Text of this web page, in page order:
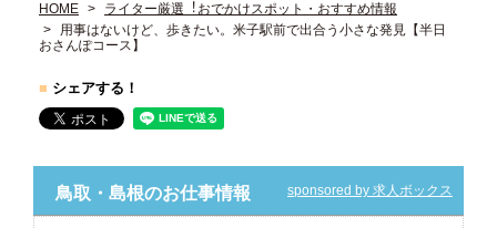
HOME
ライター厳選︕おでかけスポット・おすすめ情報
用事はないけど、歩きたい。米子駅前で出合う小さな発見【半日
おさんぽコース】
■ シェアする！
鳥取・島根のお仕事情報 sponsored by 求人ボックス